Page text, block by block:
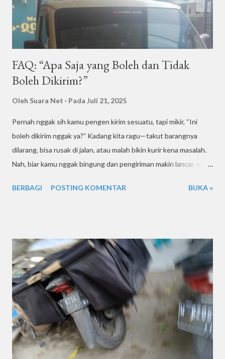
“Gimana caranya cepat sampai?” dan “Jangan mahal-mahal,
dong!” Nah, di...
FAQ: “Apa Saja yang Boleh dan Tidak
Boleh Dikirim?”
Oleh Suara Net Pada Juli 21, 2025
Pernah nggak sih kamu pengen kirim sesuatu, tapi mikir, “Ini
boleh dikirim nggak ya?” Kadang kita ragu—takut barangnya
dilarang, bisa rusak di jalan, atau malah bikin kurir kena masalah.
Nah, biar kamu nggak bingung dan pengiriman makin lancar, yuk
nggak boleh dikirim lewat layanan Kurir Sidoarjo. Nggak ribet,
Kurir?” Pernah ngalamin situasi kayak gini? “Mas, saya mau kirim
parfum botol kaca, bisa nggak ya?” “Boleh ngirim makanan
berkuah ke Surabaya?” “Kalau dokumen penting, aman dikirim
sekarang?” Kalau kamu pernah nanya-nanya kayak gitu, kamu
nggak sendirian. Banyak banget pelanggan Kurir Sidoarjo yang
awalnya ragu, takut barangnya rusak, nggak aman, atau bahkan
dilarang. Makanya, kami buatin panduan ini—biar kamu te...
BERBAGI POSTING KOMENTAR BUKA »